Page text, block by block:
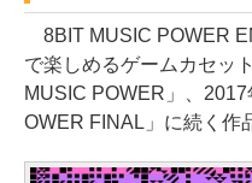
8BIT MUSIC POWER
で楽しめるゲームカセッ
MUSIC POWER」、
OWER FINAL」に続く作